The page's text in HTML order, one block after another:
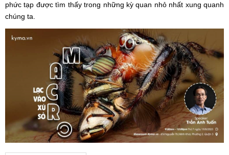
phức tạp được tìm thấy trong những kỳ quan nhỏ nhất xung quanh
chúng ta.